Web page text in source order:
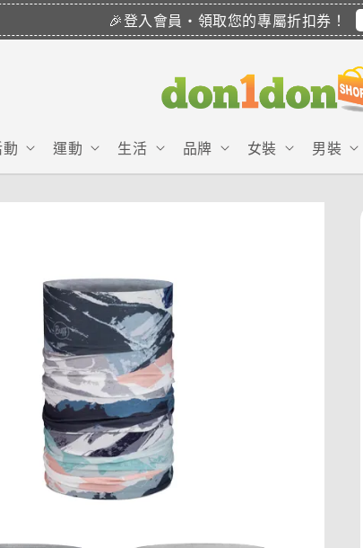
🎉登入會員・領取您的專屬折扣券！
運動 生活 品牌 女裝 男裝